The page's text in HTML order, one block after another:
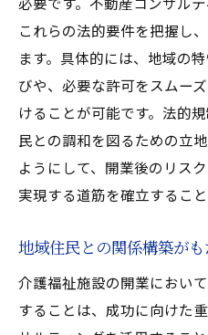
を実現する方法
事業計画策定にお
割
施設設計と不動産
プロジェクトマネ
リスク回避と法的
持続可能なビジネ
介護施設の立地選びに
を最大限活用する
これらの法的要件を把握し
ます。具体的には、地域の
びや、必要な許可をスムー
けることが可能です。法的
民との調和を図るための立
ようにして、開業後のリス
実現する道筋を確立すること
地域住民との関係構築がも
介護福祉施設の開業におい
することは、成功に向けた